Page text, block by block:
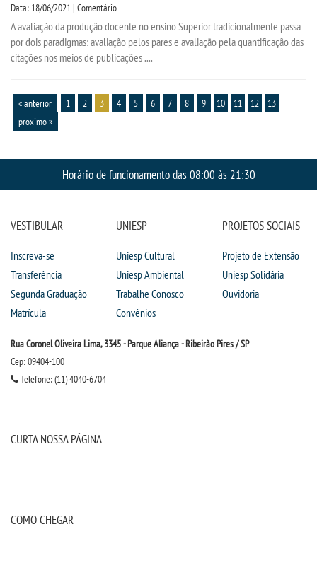
Data: 18/06/2021 | Comentário
A avaliação da produção docente no ensino Superior tradicionalmente passa
por dois paradigmas: avaliação pelos pares e avaliação pela quantificação das
citações nos meios de publicações ....
« anterior 1 2 3 4 5 6 7 8 9 10 11 12
13
proximo »
Horário de funcionamento das 08:00 às 21:30
VESTIBULAR
Inscreva-se
Transferência
Segunda Graduação
Matrícula
UNIESP
Uniesp Cultural
Uniesp Ambiental
Trabalhe Conosco
Convênios
PROJETOS SOCIAIS
Projeto de Extensão
Uniesp Solidária
Ouvidoria
Rua Coronel Oliveira Lima, 3345 - Parque Aliança - Ribeirão Pires / SP
Cep: 09404-100
Telefone: (11) 4040-6704
CURTA NOSSA PÁGINA
COMO CHEGAR